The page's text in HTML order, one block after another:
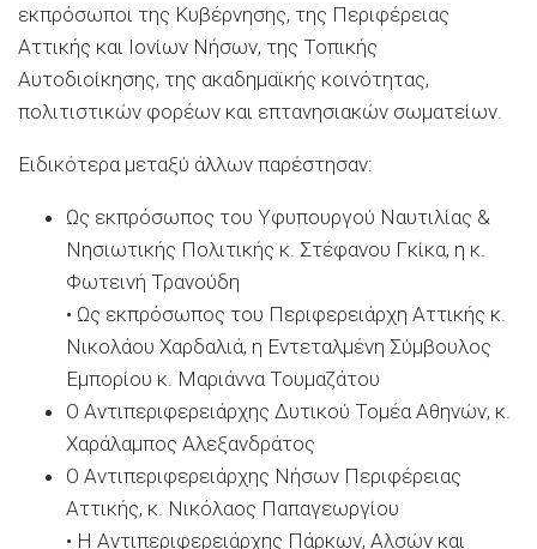
εκπρόσωποι της Κυβέρνησης, της Περιφέρειας
Αττικής και Ιονίων Νήσων, της Τοπικής
Αυτοδιοίκησης, της ακαδημαϊκής κοινότητας,
πολιτιστικών φορέων και επτανησιακών σωματείων.
Ειδικότερα μεταξύ άλλων παρέστησαν:
Ως εκπρόσωπος του Υφυπουργού Ναυτιλίας &
Νησιωτικής Πολιτικής κ. Στέφανου Γκίκα, η κ.
Φωτεινή Τρανούδη
• Ως εκπρόσωπος του Περιφερειάρχη Αττικής κ.
Νικολάου Χαρδαλιά, η Εντεταλμένη Σύμβουλος
Εμπορίου κ. Μαριάννα Τουμαζάτου
Ο Αντιπεριφερειάρχης Δυτικού Τομέα Αθηνών, κ.
Χαράλαμπος Αλεξανδράτος
Ο Αντιπεριφερειάρχης Νήσων Περιφέρειας
Αττικής, κ. Νικόλαος Παπαγεωργίου
• Η Αντιπεριφερειάρχης Πάρκων, Αλσών και